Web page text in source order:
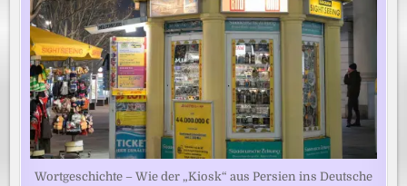
Wortgeschichte – Wie der „Kiosk“ aus Persien ins Deutsche